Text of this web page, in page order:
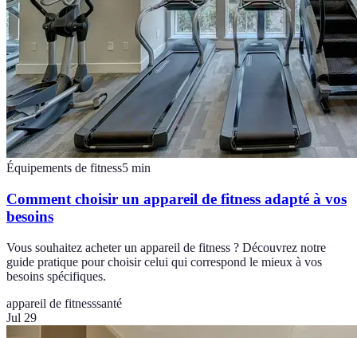
Équipements de fitness5 min
Comment choisir un appareil de fitness adapté à vos
besoins
Vous souhaitez acheter un appareil de fitness ? Découvrez notre
guide pratique pour choisir celui qui correspond le mieux à vos
besoins spécifiques.
appareil de fitnesssanté
Jul 29